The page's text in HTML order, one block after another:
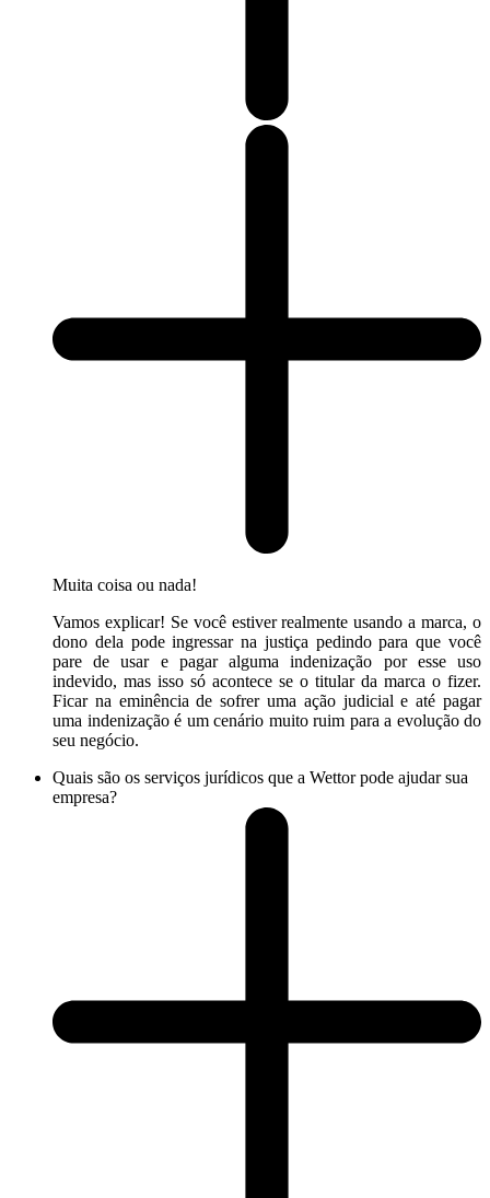
Muita coisa ou nada!
Vamos explicar! Se você estiver realmente usando a marca, o
dono dela pode ingressar na justiça pedindo para que você
pare de usar e pagar alguma indenização por esse uso
indevido, mas isso só acontece se o titular da marca o fizer.
Ficar na eminência de sofrer uma ação judicial e até pagar
uma indenização é um cenário muito ruim para a evolução do
seu negócio.
Quais são os serviços jurídicos que a Wettor pode ajudar sua
empresa?